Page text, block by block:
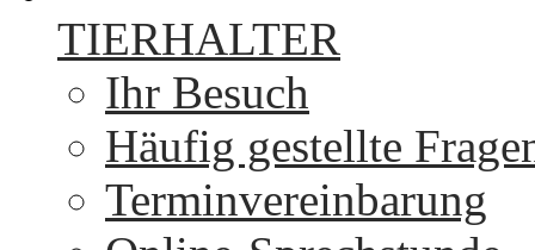
TIERHALTER
Ihr Besuch
Häufig gestellte
Terminvereinbarung